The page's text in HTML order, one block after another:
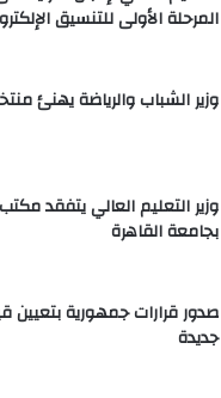
المرحلة الأولى للتنسيق
وزير الشباب والرياضة يهنئ
وزير التعليم العالي يتفقد
بجامعة القاهرة
صدور قرارات جمهورية بتعيين
جديدة